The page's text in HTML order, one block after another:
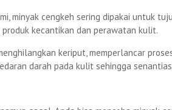
minyak cengkeh sering dipakai untuk
kecantikan dan perawatan kulit.
keriput, memperlancar
darah pada kulit sehingga